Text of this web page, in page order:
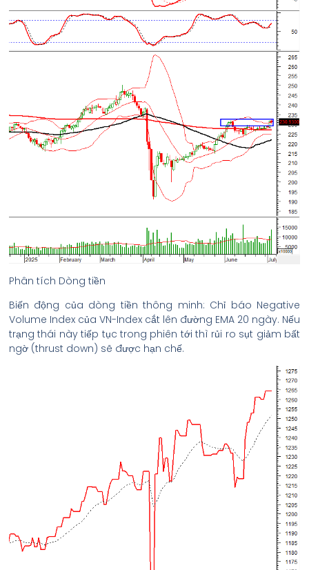
Phân tích Dòng tiền
Biến động của dòng tiền thông minh: Chỉ báo Negative
Volume Index của VN-Index cắt lên đường EMA 20 ngày. Nếu
trạng thái này tiếp tục trong phiên tới thì rủi ro sụt giảm bất
ngờ (thrust down) sẽ được hạn chế.